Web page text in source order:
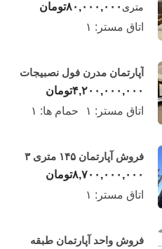
لوکس در طبقه چهاردهم
فریدونکنار
متری ۸۰,۰۰۰,۰۰۰تومان
اتاق مستر: ۱
آپارتمان مدرن فول نصبیجات
ساحلی/فریدونکنار
۴,۲۰۰,۰۰۰,۰۰۰تومان
اتاق مستر: ۱ حمام ها: ۱
فروش آپارتمان ۱۴۵ متری ۳
خوابه در فریدونکنار
۸,۷۰۰,۰۰۰,۰۰۰تومان
اتاق مستر: ۱
فروش واحد آپارتمان طبقه